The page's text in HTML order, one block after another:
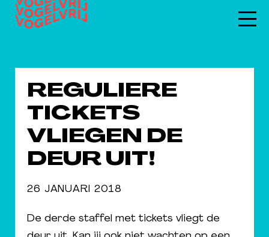
REGULIERE
TICKETS
VLIEGEN DE
DEUR UIT!
26 JANUARI 2018
De derde staffel met tickets vliegt de